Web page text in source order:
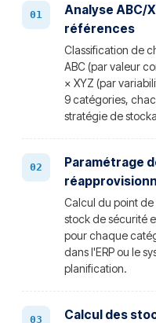
Analyse ABC/
références
Classification de
ABC (par valeur
× XYZ (par
9 catégories,
stratégie de
Paramétrage
Calcul du point
stock de sécurité
pour chaque
dans l'ERP ou le
planification.
Calcul des